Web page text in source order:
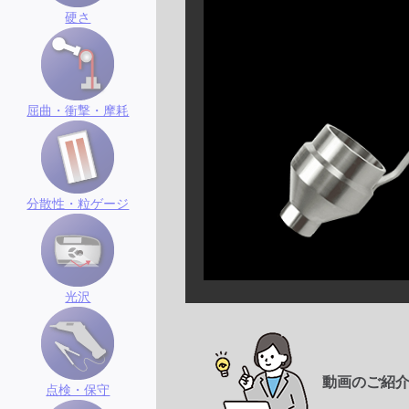
硬さ
屈曲・衝撃・摩耗
分散性・粒ゲージ
光沢
点検・保守 動画のご紹介